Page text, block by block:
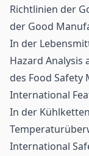
Richtlinien der
der Good
In der
Hazard Analysis
des Food Safety
International
In der
International